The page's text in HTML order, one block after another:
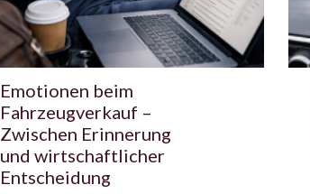
Emotionen beim
Fahrzeugverkauf –
Zwischen Erinnerung
und wirtschaftlicher
Entscheidung